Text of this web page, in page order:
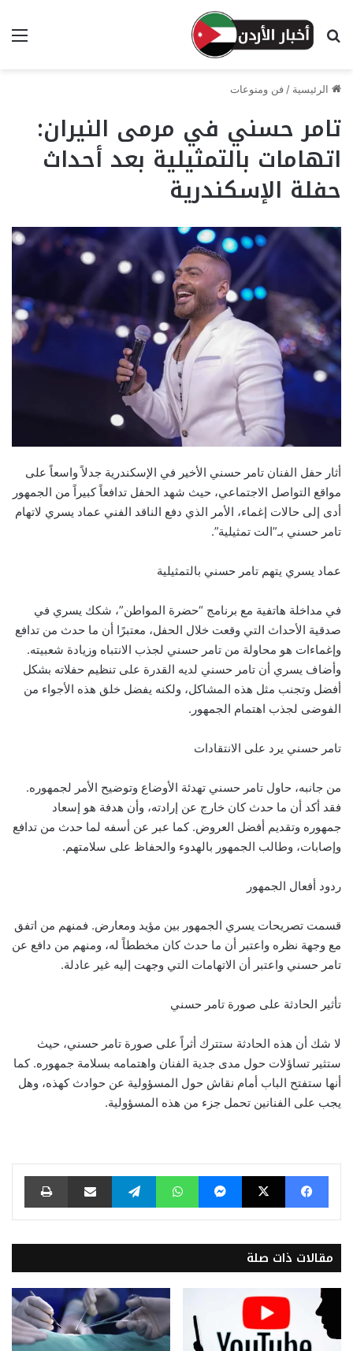
بحث عن
الرئيسية / فن ومنوعات
تامر حسني في مرمى النيران:
اتهامات بالتمثيلية بعد أحداث
حفلة الإسكندرية
أثار حفل الفنان تامر حسني الأخير في الإسكندرية جدلاً واسعاً على
مواقع التواصل الاجتماعي، حيث شهد الحفل تدافعاً كبيراً من الجمهور
أدى إلى حالات إغماء، الأمر الذي دفع الناقد الفني عماد يسري لاتهام
تامر حسني بـ”الت تمثيلية”.
عماد يسري يتهم تامر حسني بالتمثيلية
في مداخلة هاتفية مع برنامج “حضرة المواطن”، شكك يسري في
صدقية الأحداث التي وقعت خلال الحفل، معتبرًا أن ما حدث من تدافع
وإغماءات هو محاولة من تامر حسني لجذب الانتباه وزيادة شعبيته.
وأضاف يسري أن تامر حسني لديه القدرة على تنظيم حفلاته بشكل
أفضل وتجنب مثل هذه المشاكل، ولكنه يفضل خلق هذه الأجواء من
الفوضى لجذب اهتمام الجمهور.
تامر حسني يرد على الانتقادات
من جانبه، حاول تامر حسني تهدئة الأوضاع وتوضيح الأمر لجمهوره.
فقد أكد أن ما حدث كان خارج عن إرادته، وأن هدفة هو إسعاد
جمهوره وتقديم أفضل العروض. كما عبر عن أسفه لما حدث من تدافع
وإصابات، وطالب الجمهور بالهدوء والحفاظ على سلامتهم.
ردود أفعال الجمهور
قسمت تصريحات يسري الجمهور بين مؤيد ومعارض. فمنهم من اتفق
مع وجهة نظره واعتبر أن ما حدث كان مخططاً له، ومنهم من دافع عن
تامر حسني واعتبر أن الاتهامات التي وجهت إليه غير عادلة.
تأثير الحادثة على صورة تامر حسني
لا شك أن هذه الحادثة ستترك أثراً على صورة تامر حسني، حيث
ستثير تساؤلات حول مدى جدية الفنان واهتمامه بسلامة جمهوره. كما
أنها ستفتح الباب أمام نقاش حول المسؤولية عن حوادث كهذه، وهل
يجب على الفنانين تحمل جزء من هذه المسؤولية.
فيسبوك ‫X ماسنجر واتساب تيلقرام مشاركة عبر البريد طباعة
مقالات ذات صلة